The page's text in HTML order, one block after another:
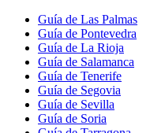
Guía de Las Palmas
Guía de Pontevedra
Guía de La Rioja
Guía de Salamanca
Guía de Tenerife
Guía de Segovia
Guía de Sevilla
Guía de Soria